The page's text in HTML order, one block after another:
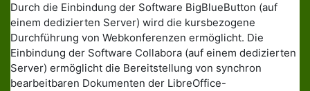
Durch die Einbindung der Software BigBlueButton (auf
einem dedizierten Server) wird die kursbezogene
Durchführung von Webkonferenzen ermöglicht. Die
Einbindung der Software Collabora (auf einem dedizierten
Server) ermöglicht die Bereitstellung von synchron
bearbeitbaren Dokumenten der LibreOffice-